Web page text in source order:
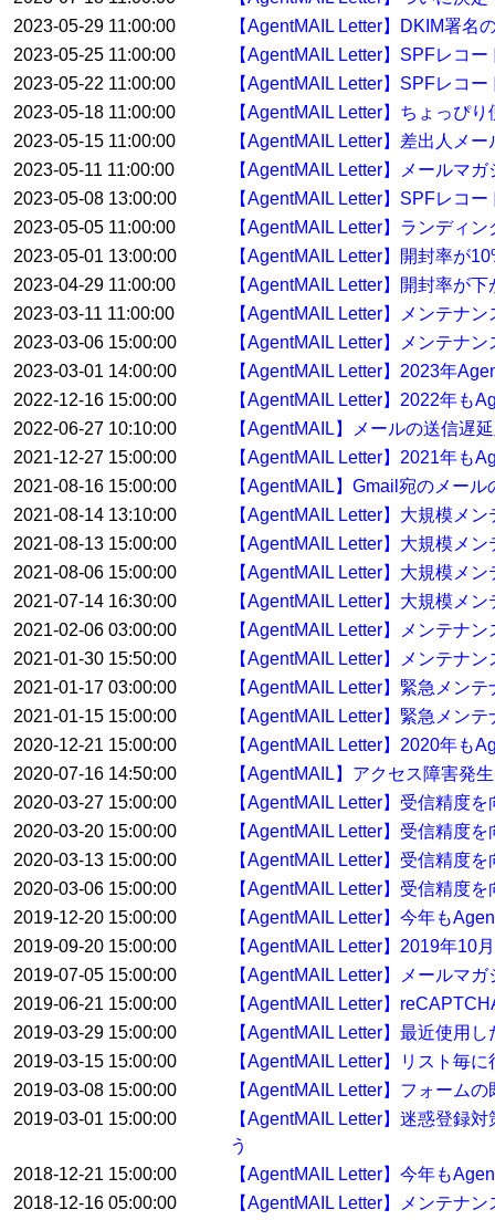
2023-05-29 11:00:00
【AgentMAIL Letter】DKIM署
2023-05-25 11:00:00
【AgentMAIL Letter】SPFレコ
2023-05-22 11:00:00
【AgentMAIL Letter】SPFレコ
2023-05-18 11:00:00
【AgentMAIL Letter】ちょっぴ
2023-05-15 11:00:00
【AgentMAIL Letter】差出人メ
2023-05-11 11:00:00
【AgentMAIL Letter】メールマ
2023-05-08 13:00:00
【AgentMAIL Letter】SPFレコ
2023-05-05 11:00:00
【AgentMAIL Letter】ランディ
2023-05-01 13:00:00
【AgentMAIL Letter】開封率が
2023-04-29 11:00:00
【AgentMAIL Letter】開封率が
2023-03-11 11:00:00
【AgentMAIL Letter】メンテナ
2023-03-06 15:00:00
【AgentMAIL Letter】メンテナ
2023-03-01 14:00:00
【AgentMAIL Letter】2023年
2022-12-16 15:00:00
【AgentMAIL Letter】2022年も
2022-06-27 10:10:00
【AgentMAIL】メールの送信遅
2021-12-27 15:00:00
【AgentMAIL Letter】2021年も
2021-08-16 15:00:00
【AgentMAIL】Gmail宛のメー
2021-08-14 13:10:00
【AgentMAIL Letter】大規模メ
2021-08-13 15:00:00
【AgentMAIL Letter】大規模メ
2021-08-06 15:00:00
【AgentMAIL Letter】大規模メ
2021-07-14 16:30:00
【AgentMAIL Letter】大規模メ
2021-02-06 03:00:00
【AgentMAIL Letter】メンテナ
2021-01-30 15:50:00
【AgentMAIL Letter】メンテナ
2021-01-17 03:00:00
【AgentMAIL Letter】緊急メン
2021-01-15 15:00:00
【AgentMAIL Letter】緊急メン
2020-12-21 15:00:00
【AgentMAIL Letter】2020年も
2020-07-16 14:50:00
【AgentMAIL】アクセス障害発
2020-03-27 15:00:00
【AgentMAIL Letter】受信精度
2020-03-20 15:00:00
【AgentMAIL Letter】受信精度
2020-03-13 15:00:00
【AgentMAIL Letter】受信精度
2020-03-06 15:00:00
【AgentMAIL Letter】受信精度
2019-12-20 15:00:00
【AgentMAIL Letter】今年も
2019-09-20 15:00:00
【AgentMAIL Letter】2019年10
2019-07-05 15:00:00
【AgentMAIL Letter】メールマ
2019-06-21 15:00:00
【AgentMAIL Letter】
2019-03-29 15:00:00
【AgentMAIL Letter】最近使用
2019-03-15 15:00:00
【AgentMAIL Letter】リスト毎
2019-03-08 15:00:00
【AgentMAIL Letter】フォーム
2019-03-01 15:00:00
【AgentMAIL Letter】迷惑登録
う
2018-12-21 15:00:00
【AgentMAIL Letter】今年も
2018-12-16 05:00:00
【AgentMAIL Letter】メンテナ